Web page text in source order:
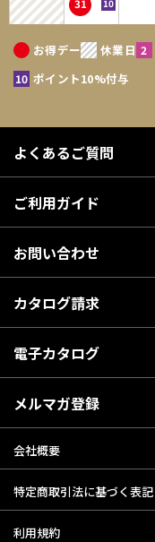
31
お得デー 休業日
ポイント10%付与
よくあるご質問
ご利用ガイド
お問い合わせ
カタログ請求
電子カタログ
メルマガ登録
会社概要
特定商取引法に基づく表記
利用規約